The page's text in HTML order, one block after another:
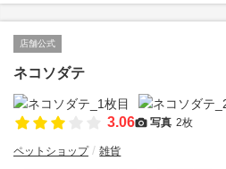
店舗公式
ネコソダテ
3.06 写真 2枚
ペットショップ 雑貨